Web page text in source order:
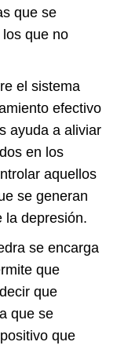
que se
que no
el sistema
efectivo
ayuda a aliviar
en los
aquellos
se generan
la depresión.
se encarga
que
que
que se
que